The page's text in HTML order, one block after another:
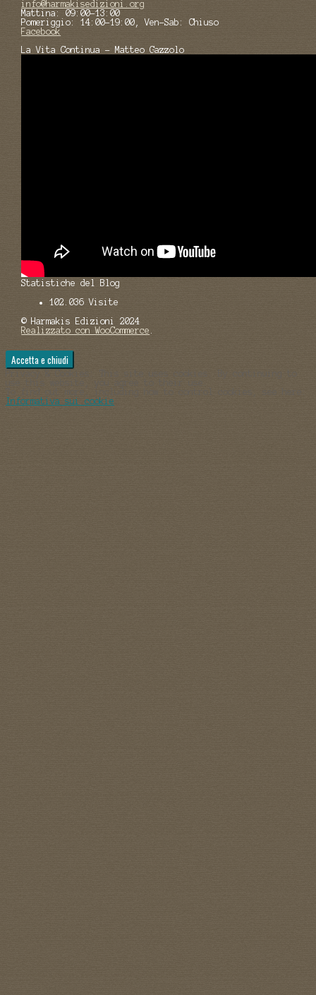
info@harmakisedizioni.org
Mattina: 09:00-13:00
Pomeriggio: 14:00-19:00, Ven-Sab: Chiuso
Facebook
La Vita Continua - Matteo Gazzolo
Statistiche del Blog
102.036 Visite
© Harmakis Edizioni 2024
Realizzato con WooCommerce
Informativa sui cookie